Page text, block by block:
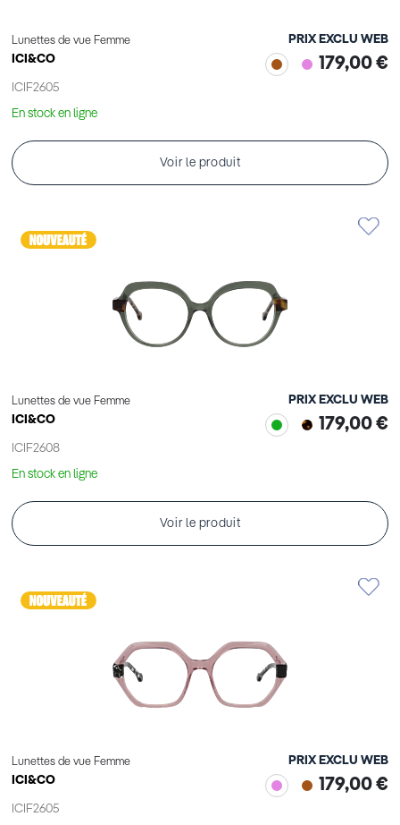
Lunettes de vue Femme
ICI&CO
ICIF2605
PRIX EXCLU WEB
179,00 €
En stock en ligne
Voir le produit
Lunettes de vue Femme
ICI&CO
ICIF2608
PRIX EXCLU WEB
179,00 €
En stock en ligne
Voir le produit
Lunettes de vue Femme
ICI&CO
ICIF2605
PRIX EXCLU WEB
179,00 €